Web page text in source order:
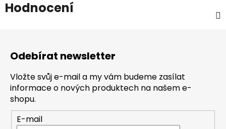
Hodnocení
Odebírat newsletter
Vložte svůj e-mail a my vám budeme zasílat
informace o nových produktech na našem e-
shopu.
E-mail